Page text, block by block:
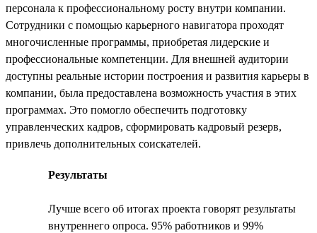
персонала к профессиональному росту внутри компании.
Сотрудники с помощью карьерного навигатора проходят
многочисленные программы, приобретая лидерские и
профессиональные компетенции. Для внешней аудитории
доступны реальные истории построения и развития карьеры в
компании, была предоставлена возможность участия в этих
программах. Это помогло обеспечить подготовку
управленческих кадров, сформировать кадровый резерв,
привлечь дополнительных соискателей.
Результаты
Лучше всего об итогах проекта говорят результаты
внутреннего опроса. 95% работников и 99%